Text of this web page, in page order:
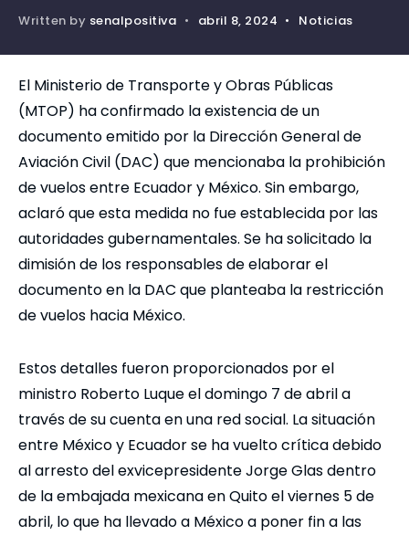
Written by senalpositiva • abril 8, 2024 • Noticias
El Ministerio de Transporte y Obras Públicas
(MTOP) ha confirmado la existencia de un
documento emitido por la Dirección General de
Aviación Civil (DAC) que mencionaba la prohibición
de vuelos entre Ecuador y México. Sin embargo,
aclaró que esta medida no fue establecida por las
autoridades gubernamentales. Se ha solicitado la
dimisión de los responsables de elaborar el
documento en la DAC que planteaba la restricción
de vuelos hacia México.
Estos detalles fueron proporcionados por el
ministro Roberto Luque el domingo 7 de abril a
través de su cuenta en una red social. La situación
entre México y Ecuador se ha vuelto crítica debido
al arresto del exvicepresidente Jorge Glas dentro
de la embajada mexicana en Quito el viernes 5 de
abril, lo que ha llevado a México a poner fin a las